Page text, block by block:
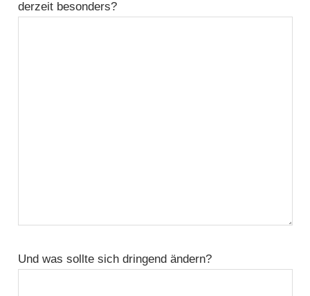
derzeit besonders?
Und was sollte sich dringend ändern?